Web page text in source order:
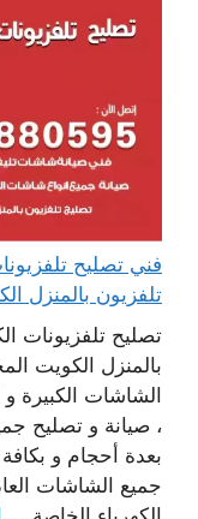
تلفزيون بالمنزل
تصليح تلفزيونات
بالمنزل الكويت
الشاشات الكبيرة
، صيانة و تصليح
بعدة أحجام و بكافة
جميع الشاشات